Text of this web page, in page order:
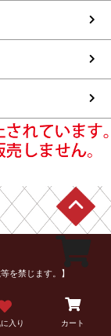
を禁じます。】
入り カート